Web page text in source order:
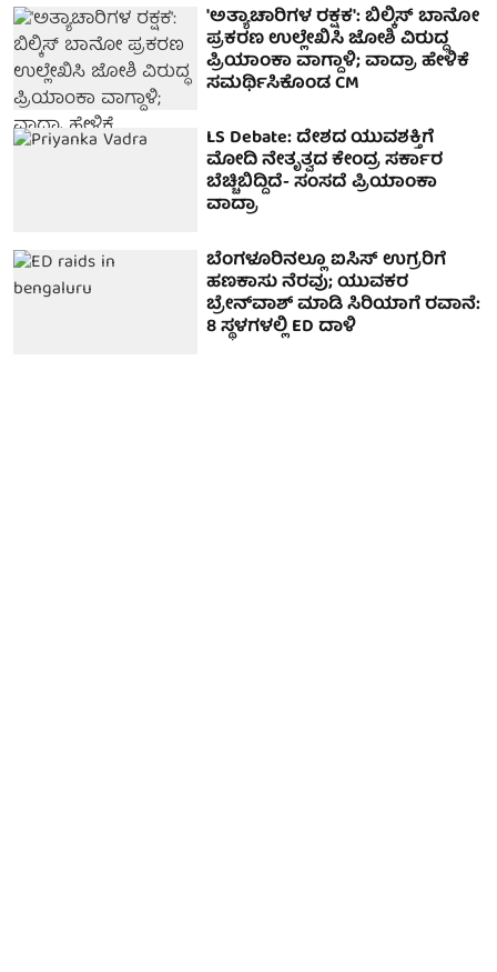
'ಅತ್ಯಾಚಾರಿಗಳ ರಕ್ಷಕ': ಬಿಲ್ಕಿಸ್ ಬಾನೋ
ಪ್ರಕರಣ ಉಲ್ಲೇಖಿಸಿ ಜೋಶಿ ವಿರುದ್ಧ
ಪ್ರಿಯಾಂಕಾ ವಾಗ್ದಾಳಿ; ವಾದ್ರಾ ಹೇಳಿಕೆ
ಸಮರ್ಥಿಸಿಕೊಂಡ CM
LS Debate: ದೇಶದ ಯುವಶಕ್ತಿಗೆ
ಮೋದಿ ನೇತೃತ್ವದ ಕೇಂದ್ರ ಸರ್ಕಾರ
ಬೆಚ್ಚಿಬಿದ್ದಿದೆ- ಸಂಸದೆ ಪ್ರಿಯಾಂಕಾ
ವಾದ್ರಾ
ಬೆಂಗಳೂರಿನಲ್ಲೂ ಐಸಿಸ್ ಉಗ್ರರಿಗೆ
ಹಣಕಾಸು ನೆರವು; ಯುವಕರ
ಬ್ರೇನ್‌ವಾಶ್ ಮಾಡಿ ಸಿರಿಯಾಗೆ ರವಾನೆ:
8 ಸ್ಥಳಗಳಲ್ಲಿ ED ದಾಳಿ